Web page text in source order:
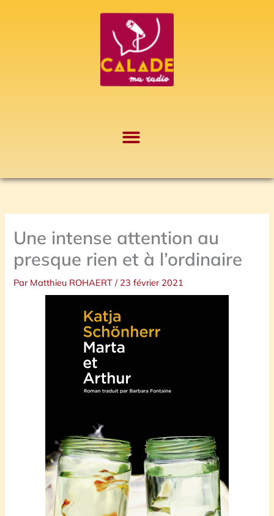
Une intense attention au
presque rien et à l’ordinaire
Par Matthieu ROHAERT/ 23 février 2021